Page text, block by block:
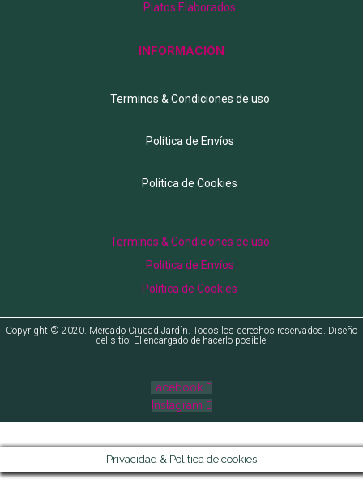
Platos Elaborados
INFORMACIÓN
Terminos & Condiciones de uso
Política de Envíos
Politica de Cookies
Terminos & Condiciones de uso
Política de Envíos
Politica de Cookies
Copyright © 2020. Mercado Ciudad Jardín. Todos los derechos reservados. Diseño
del sitio: El encargado de hacerlo posible.
Facebook
Instagram
Privacidad & Política de cookies